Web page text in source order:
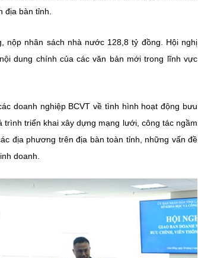
địa bàn tỉnh.
nộp nhân sách nhà nước 128,8 tỷ đồng. Hội nghị
dung chính của các văn bản mới trong lĩnh vực
doanh nghiệp BCVT về tình hình hoạt động bưu
triển khai xây dựng mạng lưới, công tác ngầm
địa phương trên địa bàn toàn tỉnh, những vấn đề
doanh.